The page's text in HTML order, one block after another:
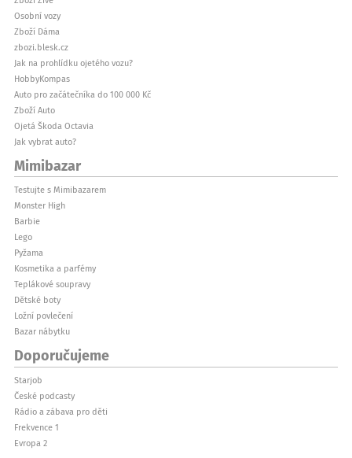
Osobní vozy
Zboží Dáma
zbozi.blesk.cz
Jak na prohlídku ojetého vozu?
HobbyKompas
Auto pro začátečníka do 100 000 Kč
Zboží Auto
Ojetá Škoda Octavia
Jak vybrat auto?
Mimibazar
Testujte s Mimibazarem
Monster High
Barbie
Lego
Pyžama
Kosmetika a parfémy
Teplákové soupravy
Dětské boty
Ložní povlečení
Bazar nábytku
Doporučujeme
Starjob
České podcasty
Rádio a zábava pro děti
Frekvence 1
Evropa 2